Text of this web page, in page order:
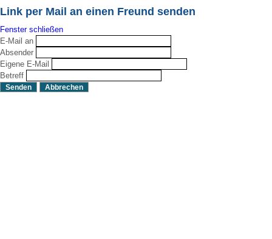
Link per Mail an einen Freund senden
Fenster schließen
E-Mail an
Absender
Eigene E-Mail
Betreff
Senden Abbrechen